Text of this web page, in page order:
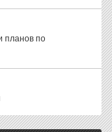
планов по